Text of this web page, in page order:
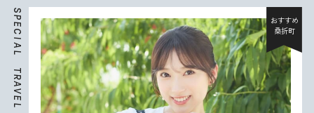
S
P
E
C
I
A
L
T
R
A
V
E
L
おすすめ
桑折町